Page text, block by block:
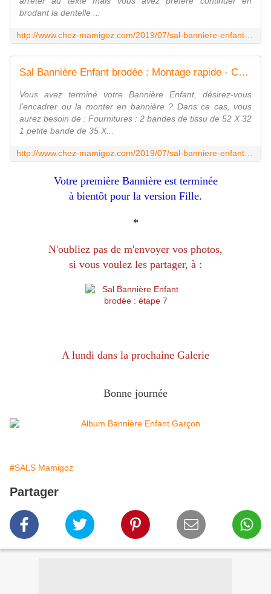
brodant la dentelle ...
Sal Bannière Enfant brodée : Montage rapide - Chez Mamigoz
Vous avez terminé votre Bannière Enfant, désirez-vous
l'encadrer ou la monter en bannière ? Dans ce cas, vous
aurez besoin de : Fournitures : 2 bandes de tissu de 52 X 32
1 petite bande de 35 X...
Votre première Bannière est terminée
à bientôt pour la version Fille.
*
N'oubliez pas de m'envoyer vos photos,
si vous voulez les partager, à :
A lundi dans la prochaine Galerie
Bonne journée
#SALS Mamigoz
Partager